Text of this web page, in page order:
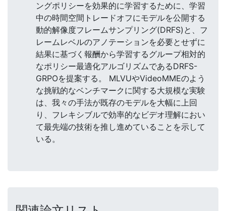
ングポリシーを効果的に学習するために、学習
中の時間空間トレードオフにモデルを公開する
動的解像度フレームサンプリング(DRFS)と、フ
レームレベルのアノテーションを必要とせずに
結果に基づく報酬から学習するグループ相対的
なポリシー最適化アルゴリズムであるDRFS-
GRPOを提案する。 MLVUやVideoMMEのよう
な挑戦的なベンチマークに関する大規模な実験
は、我々の手法が既存のモデルを大幅に上回
り、フレキシブルで効率的なビデオ理解におい
て最先端の技術を推し進めていることを示して
いる。